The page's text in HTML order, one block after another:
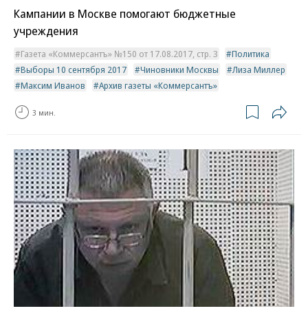
Кампании в Москве помогают бюджетные
учреждения
Газета «Коммерсантъ» №150 от 17.08.2017, стр. 3
Политика
Выборы 10 сентября 2017
Чиновники Москвы
Лиза Миллер
Максим Иванов
Архив газеты «Коммерсантъ»
3 мин.